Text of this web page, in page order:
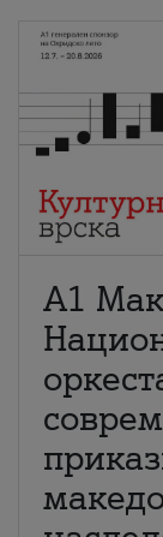
А1